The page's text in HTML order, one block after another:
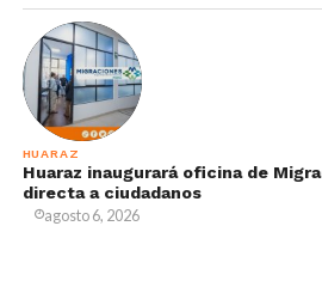
HUARAZ
Huaraz inaugurará oficina de
directa a ciudadanos
agosto 6, 2026